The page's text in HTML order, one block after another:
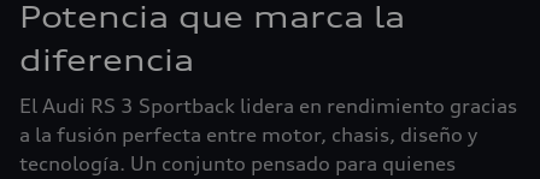
Potencia que marca la
diferencia
El Audi RS 3 Sportback lidera en rendimiento gracias
a la fusión perfecta entre motor, chasis, diseño y
tecnología. Un conjunto pensado para quienes